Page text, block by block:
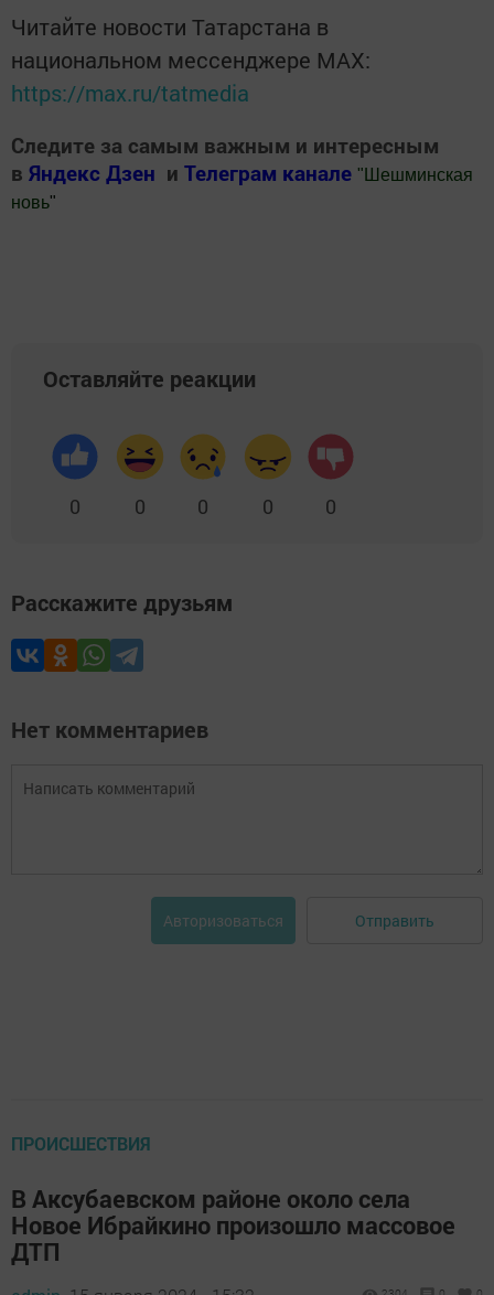
Читайте новости Татарстана в
национальном мессенджере MАХ:
https://max.ru/tatmedia
Следите за самым важным и интересным
в Яндекс Дзен и Телеграм канале " Шешминская
новь"
Оставляйте реакции
0 0 0 0 0
Расскажите друзьям
Нет комментариев
Авторизоваться Отправить
ПРОИСШЕСТВИЯ
В Аксубаевском районе около села
Новое Ибрайкино произошло массовое
ДТП